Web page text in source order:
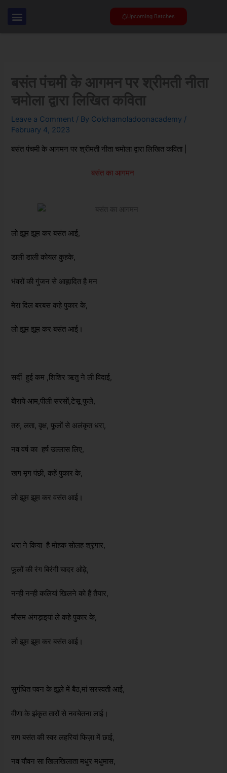
Upcoming Batches
बसंत पंचमी के आगमन पर श्रीमती नीता
चमोला द्वारा लिखित कविता
Leave a Comment / By Colchamoladoonacademy /
February 4, 2023
बसंत पंचमी के आगमन पर श्रीमती नीता चमोला द्वारा लिखित कविता |
बसंत का आगमन
लो झूम झूम कर बसंत आई,
डाली डाली कोयल कुहके,
भंवरों की गुंजन से आह्लादित है मन
मेरा दिल बरबस कहे पुकार के,
लो झूम झूम कर बसंत आई।
सर्दी हुई कम ,शिशिर ऋतु ने ली विदाई,
बौराये आम,पीली सरसों,टेसू फूले,
तरु, लता, वृक्ष, फूलों से अलंकृत धरा,
नव वर्ष का हर्ष उल्लास लिए,
खग मृग पंछी, कहें पुकार के,
लो झूम झूम कर वसंत आई।
धरा ने किया है मोहक सोलह श्रृंगार,
फूलों की रंग बिरंगी चादर ओढ़े,
नन्ही नन्ही कलियां खिलने को हैं तैयार,
मौसम अंगड़ाइयां ले कहे पुकार के,
लो झूम झूम कर बसंत आई।
सुगंधित पवन के झूले में बैठ,मां सरस्वती आई,
वीणा के झंकृत तारों से नवचेतना लाई।
राग बसंत की स्वर लहरियां फिज़ा में छाई,
नव यौवन सा खिलखिलाता मधुर मधुमास,